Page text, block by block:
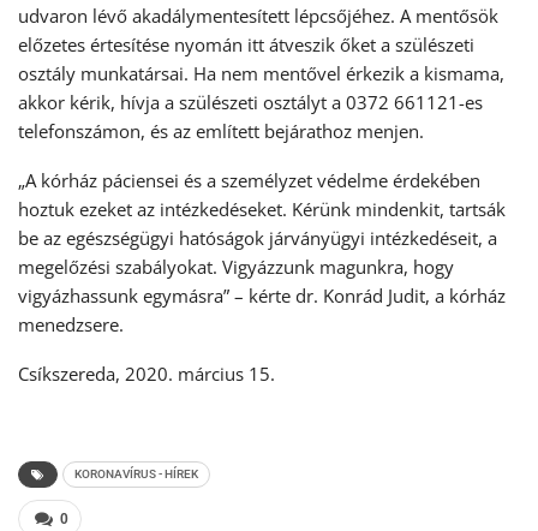
udvaron lévő akadálymentesített lépcsőjéhez. A mentősök
előzetes értesítése nyomán itt átveszik őket a szülészeti
osztály munkatársai. Ha nem mentővel érkezik a kismama,
akkor kérik, hívja a szülészeti osztályt a 0372 661121-es
telefonszámon, és az említett bejárathoz menjen.
„A kórház páciensei és a személyzet védelme érdekében
hoztuk ezeket az intézkedéseket. Kérünk mindenkit, tartsák
be az egészségügyi hatóságok járványügyi intézkedéseit, a
megelőzési szabályokat. Vigyázzunk magunkra, hogy
vigyázhassunk egymásra” – kérte dr. Konrád Judit, a kórház
menedzsere.
Csíkszereda, 2020. március 15.
KORONAVÍRUS - HÍREK
0